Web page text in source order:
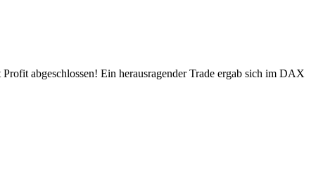
abgeschlossen! Ein herausragender Trade ergab sich im DAX